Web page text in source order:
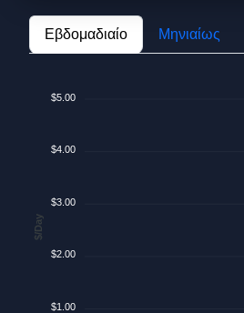
Εβδομαδιαίο Μηνιαίως
$5.00
$4.00
$3.00
$2.00
$1.00
$/Day